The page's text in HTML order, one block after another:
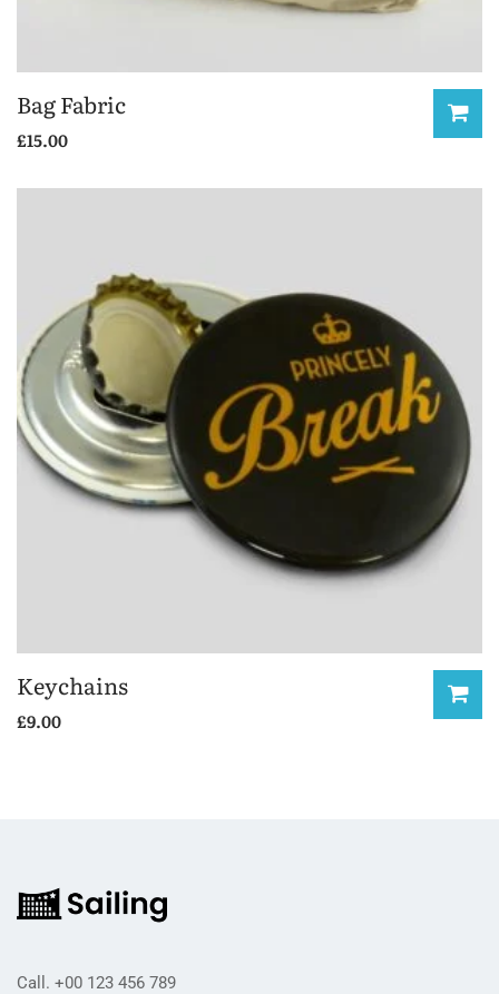
Bag Fabric
£15.00
Keychains
£9.00
Call. +00 123 456 789